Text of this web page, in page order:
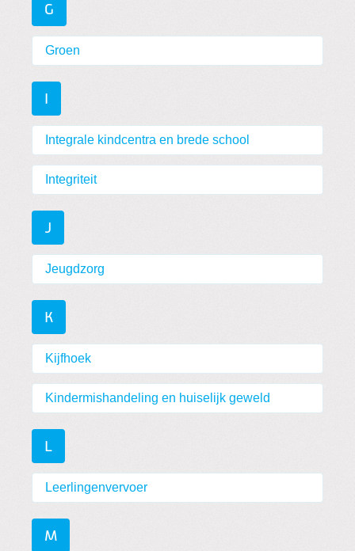
G
Groen
I
Integrale kindcentra en brede school
Integriteit
J
Jeugdzorg
K
Kijfhoek
Kindermishandeling en huiselijk geweld
L
Leerlingenvervoer
M